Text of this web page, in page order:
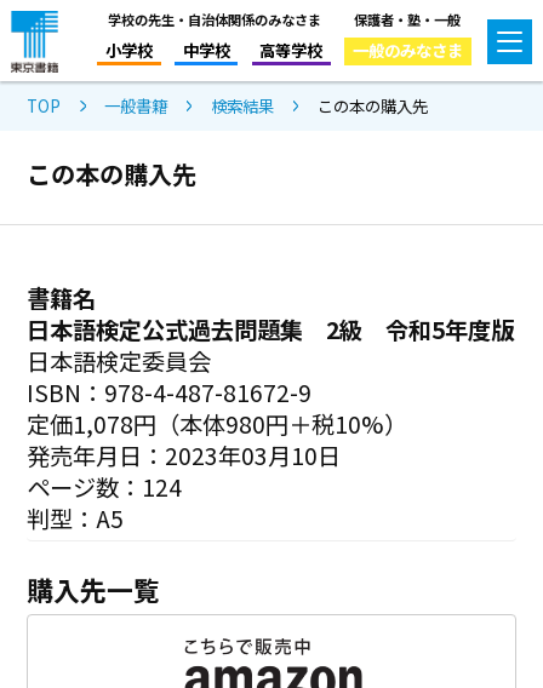
学校の先生・自治体関係のみなさま
小学校 中学校 高等学校
保護者・塾・一般
一般のみなさま
TOP 一般書籍 検索結果 この本の購入先
この本の購入先
書籍名
日本語検定公式過去問題集 2級 令和5年度版
日本語検定委員会
ISBN：978-4-487-81672-9
定価1,078円（本体980円＋税10%）
発売年月日：2023年03月10日
ページ数：124
判型：A5
購入先一覧